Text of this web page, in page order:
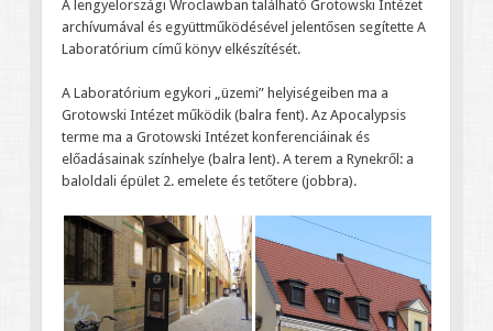
A lengyelországi Wroclawban található Grotowski Intézet
archívumával és együttműködésével jelentősen segítette A
Laboratórium című könyv elkészítését.
A Laboratórium egykori „üzemi” helyiségeiben ma a
Grotowski Intézet működik (balra fent). Az Apocalypsis
terme ma a Grotowski Intézet konferenciáinak és
előadásainak színhelye (balra lent). A terem a Rynekről: a
baloldali épület 2. emelete és tetőtere (jobbra).